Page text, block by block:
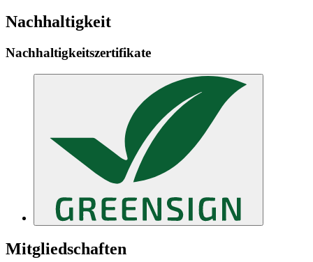
Nachhaltigkeit
Nachhaltigkeitszertifikate
Mitgliedschaften